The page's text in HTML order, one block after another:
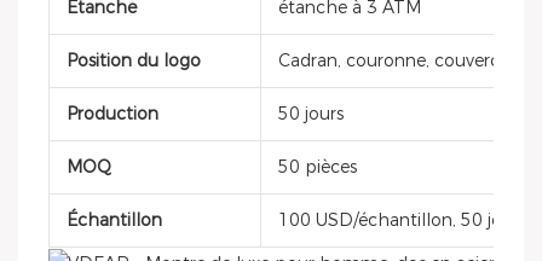
Étanche étanche à 3 ATM
Position du logo Cadran, couronne, couvercle
Production 50 jours
MOQ 50 pièces
Échantillon 100 USD/échantillon, 50 jours